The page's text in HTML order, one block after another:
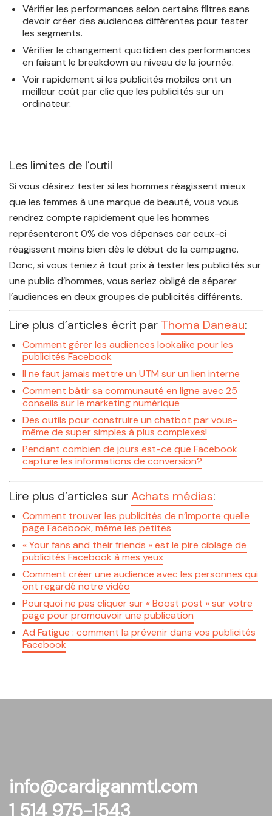
Vérifier les performances selon certains filtres sans
devoir créer des audiences différentes pour tester
les segments.
Vérifier le changement quotidien des performances
en faisant le breakdown au niveau de la journée.
Voir rapidement si les publicités mobiles ont un
meilleur coût par clic que les publicités sur un
ordinateur.
Les limites de l’outil
Si vous désirez tester si les hommes réagissent mieux
que les femmes à une marque de beauté, vous vous
rendrez compte rapidement que les hommes
représenteront 0% de vos dépenses car ceux-ci
réagissent moins bien dès le début de la campagne.
Donc, si vous teniez à tout prix à tester les publicités sur
une public d’hommes, vous seriez obligé de séparer
l’audiences en deux groupes de publicités différents.
Lire plus d’articles écrit par Thoma Daneau:
Comment gérer les audiences lookalike pour les
publicités Facebook
Il ne faut jamais mettre un UTM sur un lien interne
Comment bâtir sa communauté en ligne avec 25
conseils sur le marketing numérique
Des outils pour construire un chatbot par vous-
même de super simples à plus complexes!
Pendant combien de jours est-ce que Facebook
capture les informations de conversion?
Lire plus d’articles surAchats médias:
Comment trouver les publicités de n’importe quelle
page Facebook, même les petites
« Your fans and their friends » est le pire ciblage de
publicités Facebook à mes yeux
Comment créer une audience avec les personnes qui
ont regardé notre vidéo
Pourquoi ne pas cliquer sur « Boost post » sur votre
page pour promouvoir une publication
Ad Fatigue : comment la prévenir dans vos publicités
Facebook
info@cardiganmtl.com
1 514 975-1543